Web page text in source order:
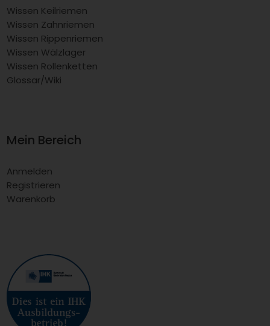
Wissen Keilriemen
Wissen Zahnriemen
Wissen Rippenriemen
Wissen Wälzlager
Wissen Rollenketten
Glossar/Wiki
Mein Bereich
Anmelden
Registrieren
Warenkorb